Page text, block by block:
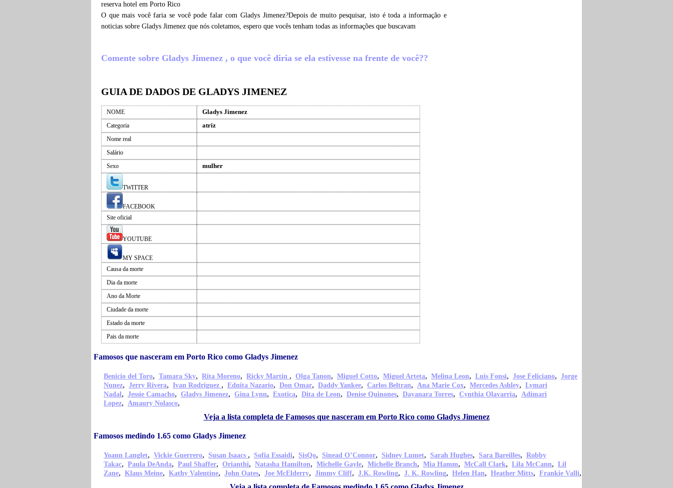
reserva hotel em Porto Rico
O que mais você faria se você pode falar com Gladys Jimenez?Depois de muito pesquisar, isto é toda a informação e
noticias sobre Gladys Jimenez que nós coletamos, espero que vocês tenham todas as informações que buscavam
Comente sobre Gladys Jimenez , o que você diria se ela estivesse na frente de você??
GUIA DE DADOS DE GLADYS JIMENEZ
NOME Gladys Jimenez
Categoria atriz
Nome real
Salário
Sexo
mulher
TWITTER
FACEBOOK
Site oficial
YOUTUBE
MY SPACE
Causa da morte
Dia da morte
Ano da Morte
Ciudade da morte
Estado da morte
Pais da morte
Famosos que nasceram em Porto Rico como Gladys Jimenez
Benicio del Toro, Tamara Sky, Rita Moreno, Ricky Martin , Olga Tanon, Miguel Cotto, Miguel Arteta, Melina Leon, Luis Fonsi, Jose Feliciano, Jorge
Nunez, Jerry Rivera, Ivan Rodriguez , Ednita Nazario, Don Omar, Daddy Yankee, Carlos Beltran, Ana Marie Cox, Mercedes Ashley, Lymari
Nadal, Jessie Camacho, Gladys Jimenez, Gina Lynn, Exotica, Dita de Leon, Denise Quinones, Dayanara Torres, Cynthia Olavarria, Adimari
Lopez, Amaury Nolasco,
Veja a lista completa de Famosos que nasceram em Porto Rico como Gladys Jimenez
Famosos medindo 1.65 como Gladys Jimenez
Yoann Langlet, Vickie Guerrero, Susan Isaacs , Sofia Essaidi, SisQo, Sinead O’Connor, Sidney Lumet, Sarah Hughes, Sara Bareilles, Robby
Takac, Paula DeAnda, Paul Shaffer, Orianthi, Natasha Hamilton, Michelle Gayle, Michelle Branch, Mia Hamm, McCall Clark, Lila McCann, Lil
Zane, Klaus Meine, Kathy Valentine, John Oates, Joe McElderry, Jimmy Cliff, J.K. Rowling, J. K. Rowling, Helen Han, Heather Mitts, Frankie Valli,